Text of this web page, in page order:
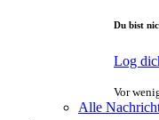
Du bist
Log
Vor
Alle